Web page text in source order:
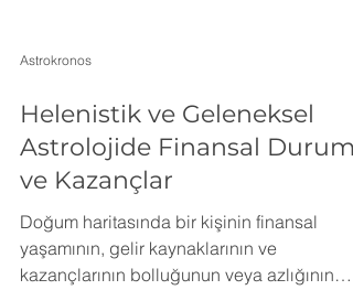
Helenistik ve Geleneksel
Astrolojide Finansal Durum
ve Kazançlar
Doğum haritasında bir kişinin finansal
yaşamının, gelir kaynaklarının ve